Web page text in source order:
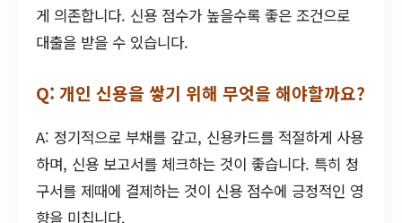
게 의존합니다. 신용 점수가 높을수록 좋은 조건으로
대출을 받을 수 있습니다.
Q: 개인 신용을 쌓기 위해 무엇을 해야할까요?
A: 정기적으로 부채를 갚고, 신용카드를 적절하게 사용
하며, 신용 보고서를 체크하는 것이 좋습니다. 특히 청
구서를 제때에 결제하는 것이 신용 점수에 긍정적인 영
향을 미칩니다.